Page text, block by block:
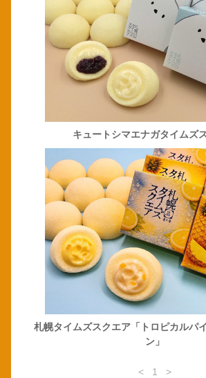
キュートシマエナガタイムズ
札幌タイムズスクエア「トロピカルパ
ン」
< 1 >